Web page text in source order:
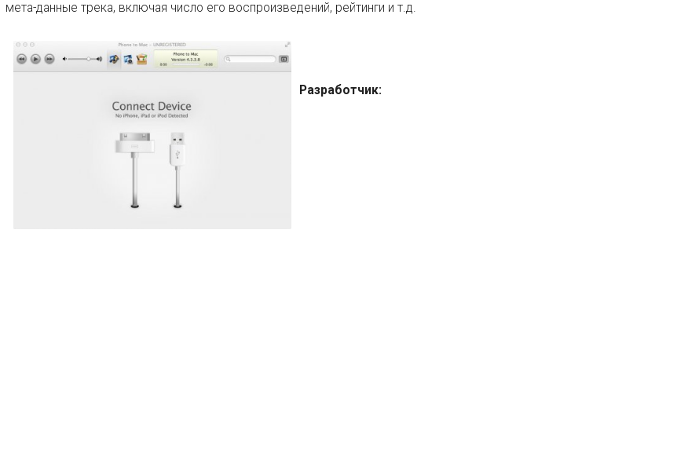
мета-данные трека, включая число его воспроизведений, рейтинги и т.д.
Разработчик: